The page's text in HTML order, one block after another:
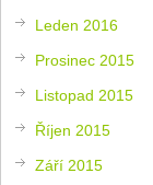
Leden 2016
Prosinec 2015
Listopad 2015
Říjen 2015
Září 2015